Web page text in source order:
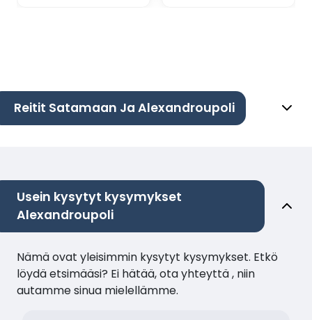
Reitit Satamaan Ja Alexandroupoli
Usein kysytyt kysymykset
Alexandroupoli
Nämä ovat yleisimmin kysytyt kysymykset. Etkö
löydä etsimääsi? Ei hätää, ota yhteyttä , niin
autamme sinua mielellämme.